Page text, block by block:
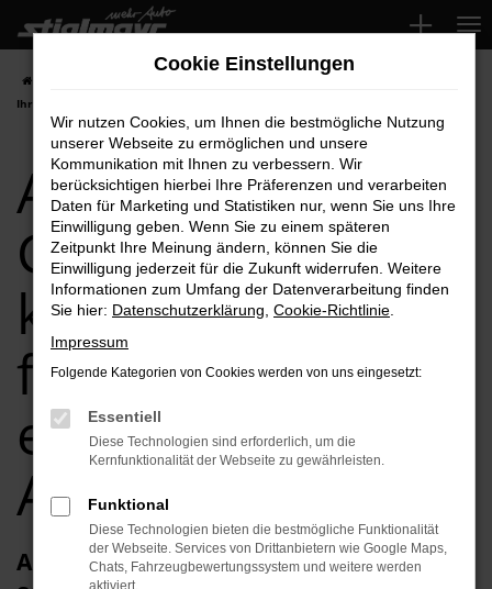
Zum
Hauptinhalt
springen
Ihrem Audi Händler
Audi
Gebrauchtwagen
kaufen,
finanzieren
einfach bei Ihrem
Audi Händler
Audi Gebrauchtwagen – im Autohaus
Cookie Einstellungen
Wir nutzen Cookies, um Ihnen die bestmögliche Nutzung
unserer Webseite zu ermöglichen und unsere
Kommunikation mit Ihnen zu verbessern. Wir
berücksichtigen hierbei Ihre Präferenzen und verarbeiten
Daten für Marketing und Statistiken nur, wenn Sie uns Ihre
Einwilligung geben. Wenn Sie zu einem späteren
Zeitpunkt Ihre Meinung ändern, können Sie die
Einwilligung jederzeit für die Zukunft widerrufen. Weitere
Informationen zum Umfang der Datenverarbeitung finden
Sie hier: Datenschutzerklärung Cookie-Richtlinie
Impressum
Folgende Kategorien von Cookies werden von uns eingesetzt:
Essentiell
Diese Technologien sind erforderlich, um die
Kernfunktionalität der Webseite zu gewährleisten.
Funktional
Diese Technologien bieten die bestmögliche Funktionalität
der Webseite. Services von Drittanbietern wie Google Maps,
Chats, Fahrzeugbewertungssystem und weitere werden
aktiviert.